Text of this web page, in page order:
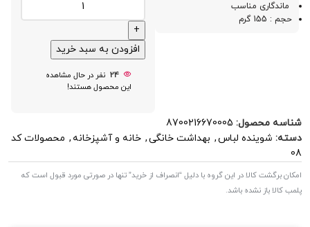
ماندگاری مناسب
حجم : 155 گرم
افزودن به سبد خرید
24 نفر در حال مشاهده
این محصول هستند!
شناسه محصول: 8700216670005
دسته: شوینده لباس, بهداشت خانگی, خانه و آشپزخانه , محصولات کد
08
امکان برگشت کالا در این گروه با دلیل “انصراف از خرید” تنها در صورتی مورد قبول است که
پلمب کالا باز نشده باشد.